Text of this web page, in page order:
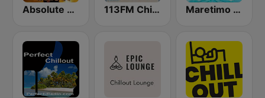
Absolute Chillout 113FM Chill Zone Maretimo Chill Radio